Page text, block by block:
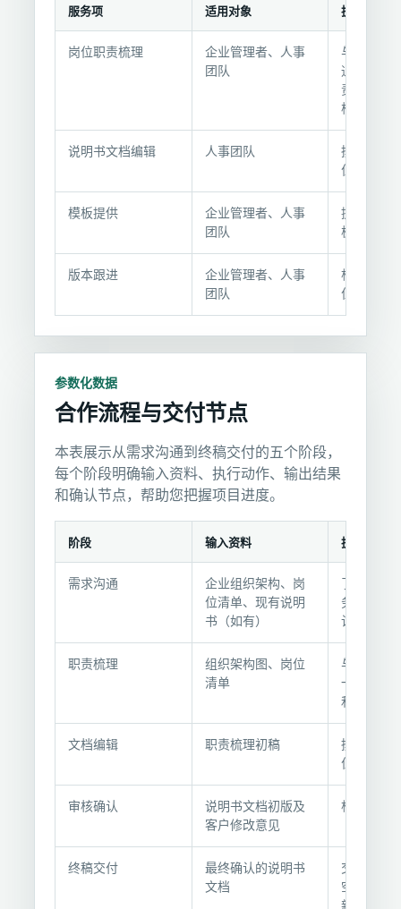
服
与
交
说
明
服务项 适用对象 执行动作
岗位职责梳理
企业管理者、人事
团队
与部门负
通，梳理
责、任职
核指标
说明书文档编辑 人事团队
撰写并排
位说明书
模板提供
企业管理者、人事
团队
提供标准
板和编写
版本跟进
企业管理者、人事
团队
根据组织
位变化更
参数化数据
合作流程与交付节点
本表展示从需求沟通到终稿交付的五个阶段，
每个阶段明确输入资料、执行动作、输出结果
和确认节点，帮助您把握项目进度。
程
与
节
点
阶段 输入资料 执行动作
需求沟通
企业组织架构、岗
位清单、现有说明
书（如有）
了解企业
务范围，
计划
职责梳理
组织架构图、岗位
清单
与各部门
一沟通，
和考核指
文档编辑 职责梳理初稿
撰写并排
位说明书
审核确认
说明书文档初版及
客户修改意见
根据反馈
终稿交付
最终确认的说明书
文档
交付最终
空白模板
新记录